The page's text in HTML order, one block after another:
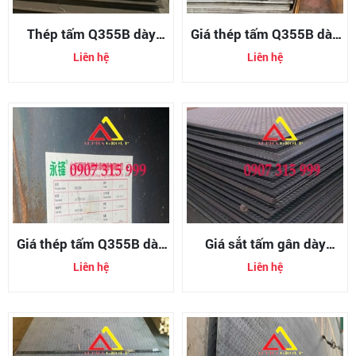
Thép tấm Q355B dày
5mm
Liên hệ
Giá thép tấm Q355B dày
6mm (6ly)
Liên hệ
Giá thép tấm Q355B dày
4mm (4ly)
Liên hệ
Giá sắt tấm gân dày
20mm (tole gân chống
trượt 20li)
Liên hệ